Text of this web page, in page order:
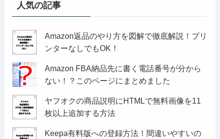
人気の記事
Amazon返品のやり方を図解で徹底解説！プリ
ンターなしでもOK！
Amazon FBA納品先に書く電話番号が分から
ない！？このページにまとめました
ヤフオクの商品説明にHTMLで無料画像を11
枚以上追加する方法
Keepa有料版への登録方法！間違いやすいの